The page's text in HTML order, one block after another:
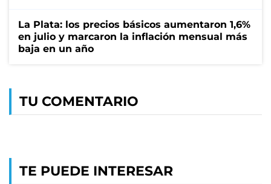
La Plata: los precios básicos aumentaron 1,6%
en julio y marcaron la inflación mensual más
baja en un año
TU COMENTARIO
TE PUEDE INTERESAR